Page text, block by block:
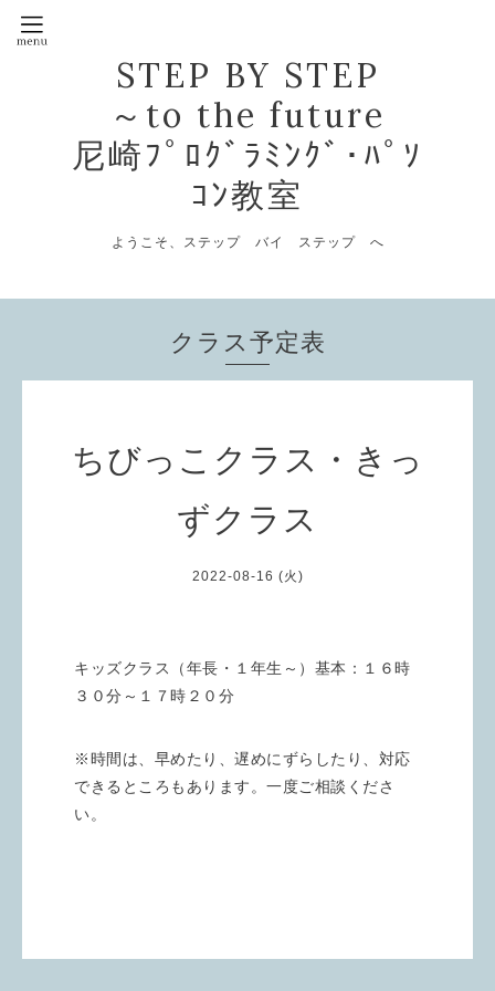
STEP BY STEP
～to the future
尼崎ﾌﾟﾛｸﾞﾗﾐﾝｸﾞ･ﾊﾟｿ
ｺﾝ教室
ようこそ、ステップ バイ ステップ へ
クラス予定表
ちびっこクラス・きっ
ずクラス
2022-08-16 (火)
キッズクラス（年長・１年生～）基本：１６時
３０分～１７時２０分
※時間は、早めたり、遅めにずらしたり、対応
できるところもあります。一度ご相談くださ
い。